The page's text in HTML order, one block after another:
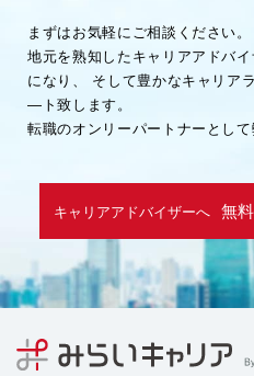
まずはお気軽にご相談ください。
地元を熟知したキャリアアドバ
になり、
そして豊かなキャリア
―ト致します。
転職のオンリーパートナーとし
キャリアアドバイザーへ 無